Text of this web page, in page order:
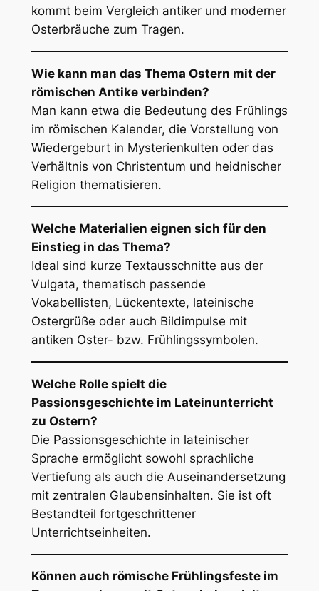
kommt beim Vergleich antiker und moderner
Osterbräuche zum Tragen.
Wie kann man das Thema Ostern mit der
römischen Antike verbinden?
Man kann etwa die Bedeutung des Frühlings
im römischen Kalender, die Vorstellung von
Wiedergeburt in Mysterienkulten oder das
Verhältnis von Christentum und heidnischer
Religion thematisieren.
Welche Materialien eignen sich für den
Einstieg in das Thema?
Ideal sind kurze Textausschnitte aus der
Vulgata, thematisch passende
Vokabellisten, Lückentexte, lateinische
Ostergrüße oder auch Bildimpulse mit
antiken Oster- bzw. Frühlingssymbolen.
Welche Rolle spielt die
Passionsgeschichte im Lateinunterricht
zu Ostern?
Die Passionsgeschichte in lateinischer
Sprache ermöglicht sowohl sprachliche
Vertiefung als auch die Auseinandersetzung
mit zentralen Glaubensinhalten. Sie ist oft
Bestandteil fortgeschrittener
Unterrichtseinheiten.
Können auch römische Frühlingsfeste im